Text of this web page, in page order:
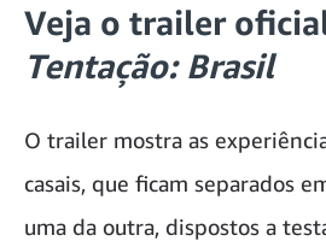
Veja o trailer
Tentação: Brasil
O trailer mostra as
casais, que ficam separados
uma da outra, dispostos a